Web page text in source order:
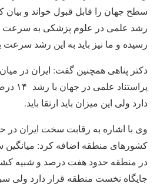
رسیده و ما نیز باید به این رشد سرعت
دارد ولی این میزان باید ارتقا باید.
وی با اشاره به رقابت سخت ایران در
کشورهای منطقه اضافه کرد:
در منطقه حدود هفت درصد و شبیه
جایگاه نخست منطقه قرار دارد